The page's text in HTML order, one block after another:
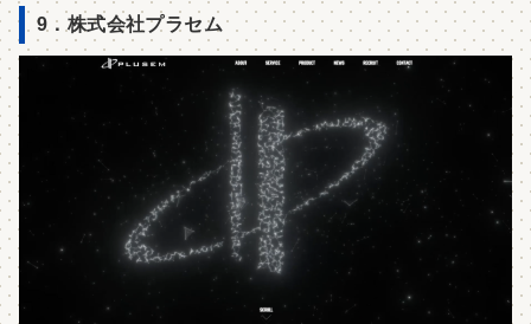
9．株式会社プラセム